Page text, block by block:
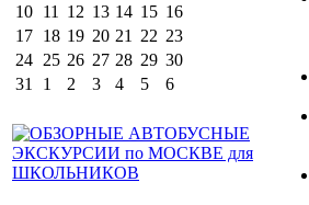
10 11 12 13 14 15 16
17 18 19 20 21 22 23
24 25 26 27 28 29 30
31
1 2 3 4 5 6